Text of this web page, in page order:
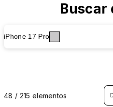
Buscar
iPhone 17 Pro
48 / 215 elementos